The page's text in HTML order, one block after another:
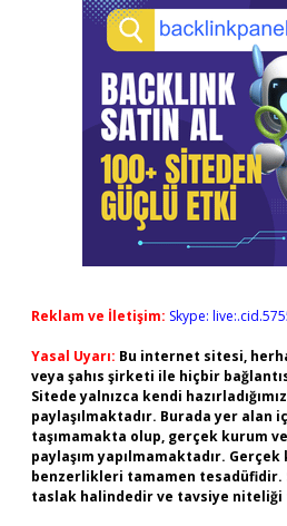
Reklam ve İletişim: Skype:
Yasal Uyarı: Bu internet sitesi,
veya şahıs şirketi ile hiçbir
Sitede yalnızca kendi
paylaşılmaktadır. Burada yer alan
taşımamakta olup, gerçek kurum
paylaşım yapılmamaktadır.
benzerlikleri tamamen
taslak halindedir ve tavsiye niteliği